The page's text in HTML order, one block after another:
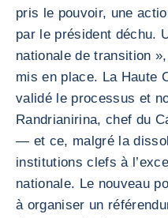
pris le pouvoir, une
par le président déchu.
nationale de transition
mis en place. La Haute
validé le processus et
Randrianirina, chef du
— et ce, malgré la
institutions clefs à
nationale. Le nouveau
à organiser un